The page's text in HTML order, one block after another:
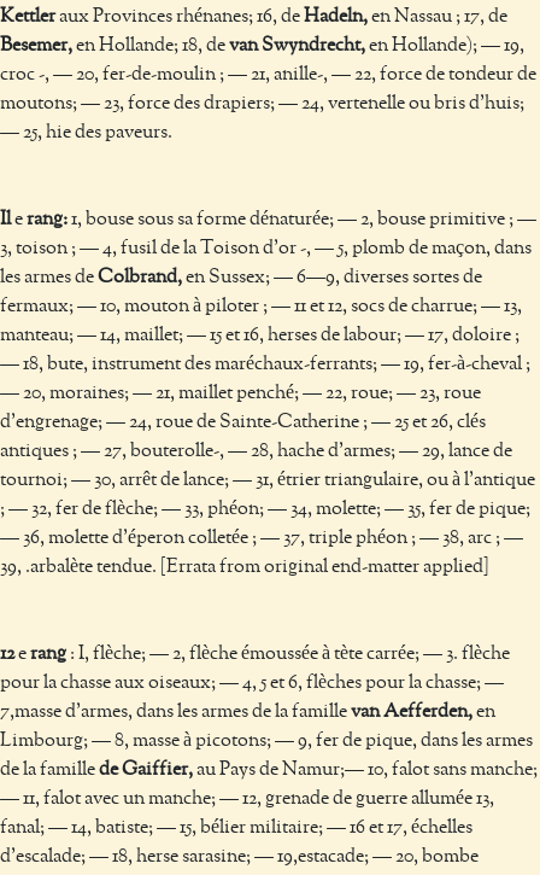
Kettleraux Provinces rhénanes; 16, deHadeln,en Nassau ; 17, de
Besemer,en Hollande; 18, devan Swyndrecht,en Hollande); — 19,
croc -, — 20, fer-de-moulin ; — 21, anille-, — 22, force de tondeur de
moutons; — 23, force des drapiers; — 24, vertenelle ou bris d’huis;
— 25, hie des paveurs.
Ilerang:1, bouse sous sa forme dénaturée; — 2, bouse primitive ; —
3, toison ; — 4, fusil de la Toison d’or -, — 5, plomb de maçon, dans
les armes deColbrand,en Sussex; — 6—9, diverses sortes de
fermaux; — 10, mouton à piloter ; — 11 et 12, socs de charrue; — 13,
manteau; — 14, maillet; — 15 et 16, herses de labour; — 17, doloire ;
— 18, bute, instrument des maréchaux-ferrants; — 19, fer-à-cheval ;
— 20, moraines; — 21, maillet penché; — 22, roue; — 23, roue
d’engrenage; — 24, roue de Sainte-Catherine ; — 25 et 26, clés
antiques ; — 27, bouterolle-, — 28, hache d’armes; — 29, lance de
tournoi; — 30, arrêt de lance; — 31, étrier triangulaire, ou à l’antique
; — 32, fer de flèche; — 33, phéon; — 34, molette; — 35, fer de pique;
— 36, molette d’éperon colletée ; — 37, triple phéon ; — 38, arc ; —
39, .arbalète tendue. [Errata from original end-matter applied]
12erang : I, flèche; — 2, flèche émoussée à tète carrée; — 3. flèche
pour la chasse aux oiseaux; — 4, 5 et 6, flèches pour la chasse; —
7,masse d'armes, dans les armes de la famillevan Aefferden,en
Limbourg; — 8, masse à picotons; — 9, fer de pique, dans les armes
de la famillede Gaiffier,au Pays de Namur;— 10, falot sans manche;
— 11, falot avec un manche; — 12, grenade de guerre allumée 13,
fanal; — 14, batiste; — 15, bélier militaire; — 16 et 17, échelles
d’escalade; — 18, herse sarasine; — 19,estacade; — 20, bombe